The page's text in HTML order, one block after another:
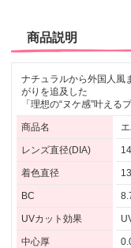
商品説明
ナチュラルから外国人風
がりを追及した
「理想の“ヌケ感”叶える
商品名
レンズ直径(DIA)
着色直径
BC
UVカット効果
中心厚